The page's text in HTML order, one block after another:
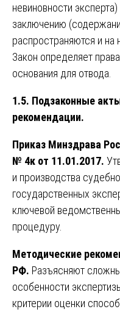
невиновности
заключению
распространяются и на
Закон определяет
основания для отвода.
1.5. Подзаконные
рекомендации.
Приказ Минздрава
№ 4к от 11.01.2017.
и производства
государственных
ключевой
процедуру.
Методические
РФ. Разъясняют
особенности
критерии оценки